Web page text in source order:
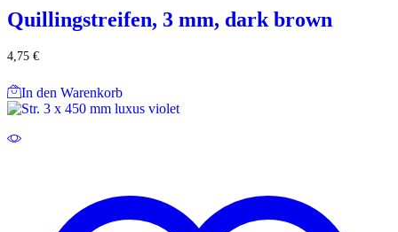
Quillingstreifen, 3 mm, dark brown
4,75 €
In den Warenkorb